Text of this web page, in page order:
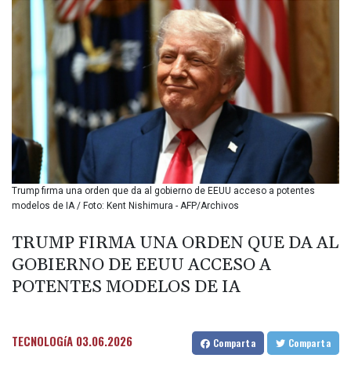
BIF 3442.245991
BMD 1.155308
BND 1.479204
BOB 14.010485
BRL 5.937698
BSD 1.153603
BTN 109.671657
BWP 15.643552
BYN 3.4119
BYR
22644.030618
BZD 2.320142
CAD 1.618476
2612.150446
CHF 0.931709
CLF 0.026743
CNY 7.798053
CNH 7.795213
Trump firma una orden que da al gobierno de EEUU acceso a potentes
modelos de IA / Foto: Kent Nishimura - AFP/Archivos
TRUMP FIRMA UNA ORDEN QUE DA AL
GOBIERNO DE EEUU ACCESO A
POTENTES MODELOS DE IA
TECNOLOGíA 03.06.2026 Comparta Comparta